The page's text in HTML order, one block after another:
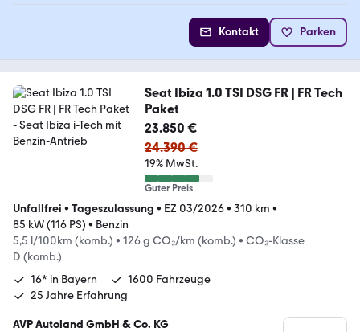
Kontakt Parken
Seat Ibiza 1.0 TSI DSG FR | FR Tech
Paket
23.850 €
24.390 €
19% MwSt.
Guter Preis
Unfallfrei • Tageszulassung • EZ 03/2026• 310 km •
85 kW (116 PS) • Benzin
5,5 l/100km (komb.) • 126 g CO₂/km (komb.) • CO₂-Klasse
D (komb.)
16* in Bayern
1600 Fahrzeuge
25 Jahre Erfahrung
AVP Autoland GmbH & Co. KG